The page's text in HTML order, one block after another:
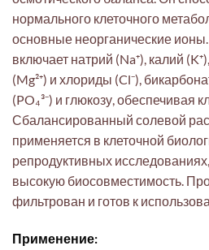
нормального клеточного
основные неорганические
включает натрий (Na⁺), калий
(Mg²⁺) и хлориды (Cl⁻),
(PO₄³⁻) и глюкозу, обеспечивая
Сбалансированный солевой
применяется в клеточной
репродуктивных
высокую биосовместимость.
фильтрован и готов к
Применение: